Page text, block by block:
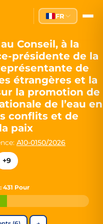
—
in 2020, is a
European Parliament since
(Oder), local leader and
recognized as
("Directly shaping
transparency
decision-making
and democracy
, one of Germany's most
FR
Conseil, à la
présidente de la
de
étrangères et la
la promotion de
de l’eau en
conflits et de
paix
A10-0150/2026
+9
: 431 Pour